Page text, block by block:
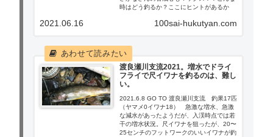
時はどう釣るか？ここにヒントがあるか
100sai-hukutyan.com
2021.06.16
渡良瀬川支流2021。増水でドライ
フライで尺イワナを釣るのは、難し
い。
2021.6.8 GO TO 渡良瀬川支流 釣果17匹
（ヤマメ0イワナ18） 急激な増水、急激
な減水があったようだが、入渓時点では若
干の増水状況。尺イワナを狙ったが、20〜
25センチのフットワークのいいイワナが釣